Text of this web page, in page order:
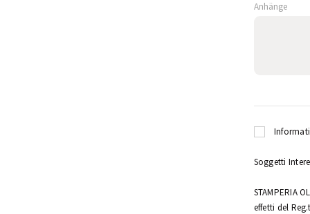
Anhänge
Soggetti
STAMPERIA
effetti del